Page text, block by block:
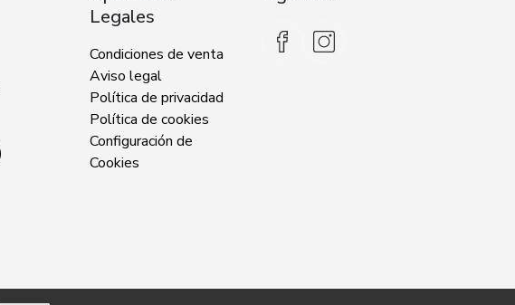
Legales
Condiciones de venta
Aviso legal
Política de privacidad
Política de cookies
Configuración de
Cookies